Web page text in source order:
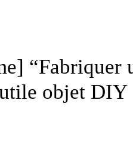
“Fabriquer
objet